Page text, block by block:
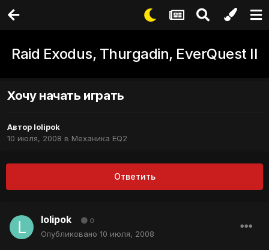
Raid Exodus, Thurgadin, EverQuest II
Хочу начать играть
Автор lolipok
10 июля, 2008 в Механика EQ2
Ответить
lolipok 0
Опубликовано 10 июля, 2008